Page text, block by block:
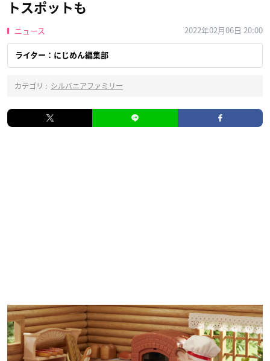
トスポットも
ニュース 2022年02月06日 20:00
ライター：にじめん編集部
カテゴリ : シルバニアファミリー